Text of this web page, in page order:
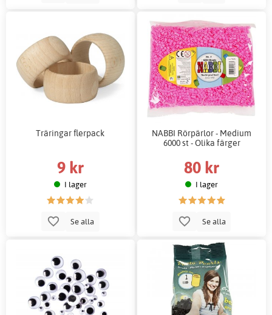
Träringar flerpack
9 kr
I lager
Se alla
NABBI Rörpärlor - Medium
6000 st - Olika färger
80 kr
I lager
Se alla